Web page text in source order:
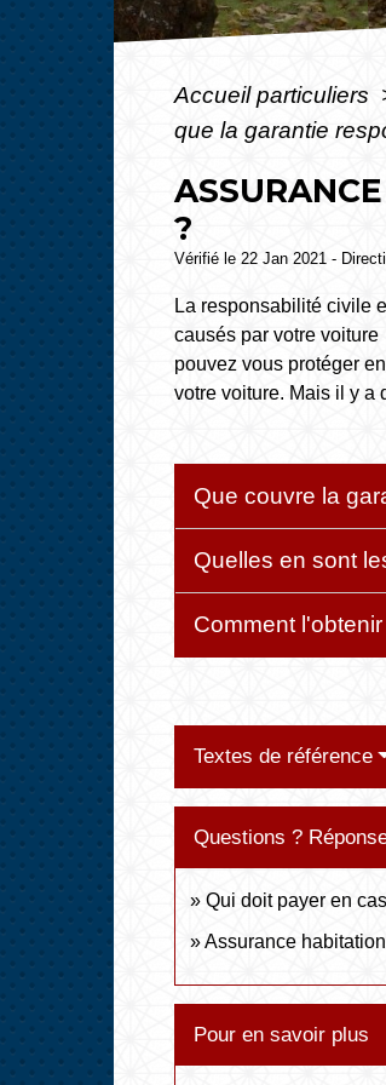
Accueil particuliers
que la garantie
?
Vérifié le 22 Jan 2021 -
La responsabilité civile
causés par votre
pouvez vous protéger
votre voiture. Mais il y a
Que couvre la
Quelles en sont
Comment l'obtenir
Textes de référence
Questions ?
Qui doit payer en
Assurance
Pour en savoir plus